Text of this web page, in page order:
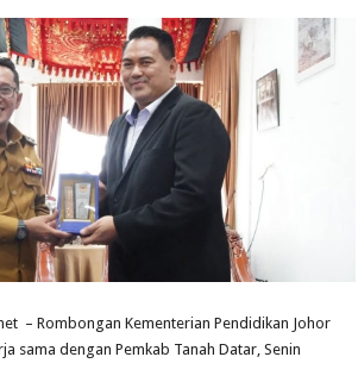
– Rombongan Kementerian Pendidikan Johor
sama dengan Pemkab Tanah Datar, Senin